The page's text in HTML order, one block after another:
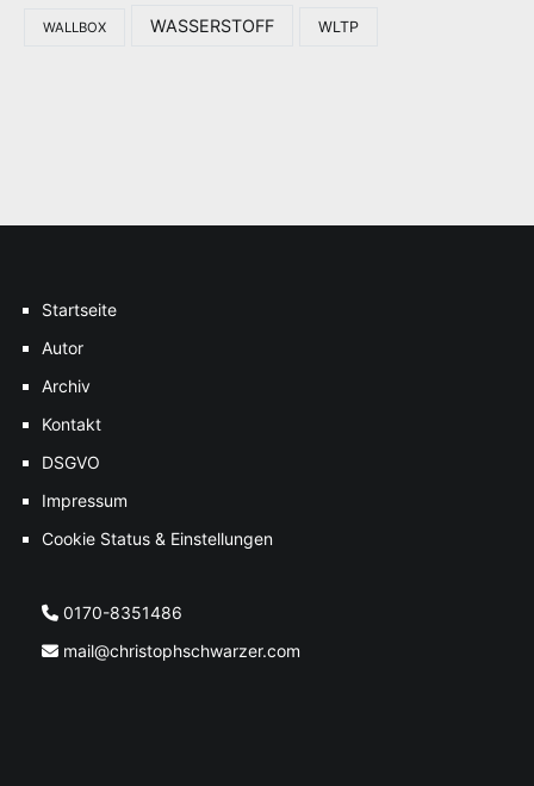
WALLBOX WASSERSTOFF WLTP
Startseite
Autor
Archiv
Kontakt
DSGVO
Impressum
Cookie Status & Einstellungen
0170-8351486
mail@christophschwarzer.com